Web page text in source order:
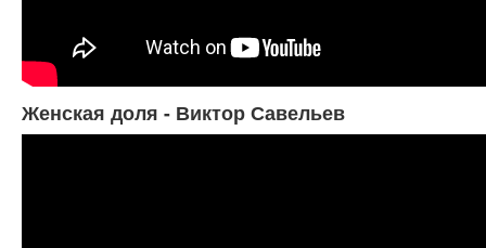
Женская доля - Виктор Савельев